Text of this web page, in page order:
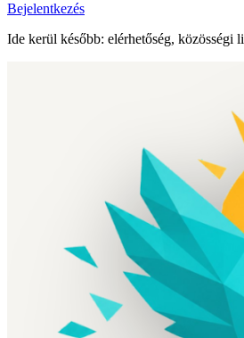
Bejelentkezés
Ide kerül később: elérhetőség, közösségi